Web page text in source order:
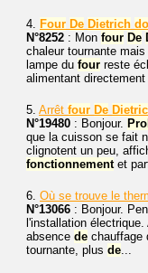
4. Four De Dietrich
N°8252 : Mon four De
chaleur tournante
lampe du four reste
alimentant directement
5. Arrêt four De
N°19480 : Bonjour.
que la cuisson se fait
clignotent un peu,
fonctionnement et
6. Où se trouve le
N°13066 : Bonjour.
l'installation
absence de chauffage
tournante, plus de